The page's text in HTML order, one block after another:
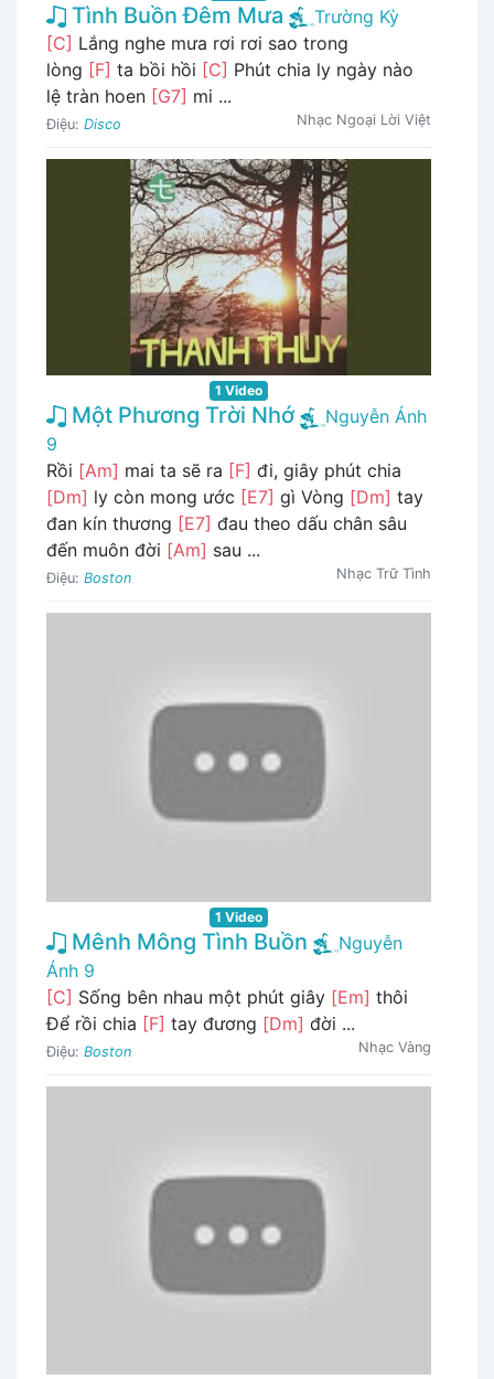
Tình Buồn Đêm Mưa
Trường Kỳ
[C] Lắng nghe mưa rơi rơi sao trong
lòng [F] ta bồi hồi [C] Phút chia ly ngày nào
lệ tràn hoen [G7] mi ...
Điệu: Disco Nhạc Ngoại Lời Việt
1 Video
Một Phương Trời Nhớ
Nguyễn Ánh
9
Rồi [Am] mai ta sẽ ra [F] đi, giây phút chia
[Dm] ly còn mong ước [E7] gì Vòng [Dm] tay
đan kín thương [E7] đau theo dấu chân sâu
đến muôn đời [Am] sau ...
Điệu: Boston Nhạc Trữ Tình
1 Video
Mênh Mông Tình Buồn
Nguyễn
Ánh 9
[C] Sống bên nhau một phút giây [Em] thôi
Để rồi chia [F] tay đương [Dm] đời ...
Điệu: Boston Nhạc Vàng